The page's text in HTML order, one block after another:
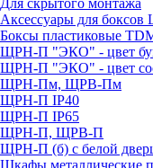
Для скрытого монтажа
Аксессуары для боксов
Боксы пластиковые
ЩРН-П "ЭКО" - цвет
ЩРН-П "ЭКО" - цвет
ЩРН-Пм, ЩРВ-Пм
ЩРН-П IP40
ЩРН-П IP65
ЩРН-П, ЩРВ-П
ЩРН-П (б) с белой
Шкафы металлические